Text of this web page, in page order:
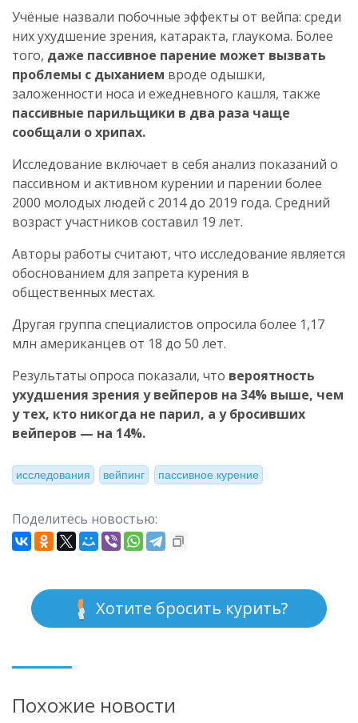
Учёные назвали побочные эффекты от вейпа: среди
них ухудшение зрения, катаракта, глаукома. Более
того, даже пассивное парение может вызвать
проблемы с дыханием вроде одышки,
заложенности носа и ежедневного кашля, также
пассивные парильщики в два раза чаще
сообщали о хрипах.
Исследование включает в себя анализ показаний о
пассивном и активном курении и парении более
2000 молодых людей с 2014 до 2019 года. Средний
возраст участников составил 19 лет.
Авторы работы считают, что исследование является
обоснованием для запрета курения в
общественных местах.
Другая группа специалистов опросила более 1,17
млн американцев от 18 до 50 лет.
Результаты опроса показали, что вероятность
ухудшения зрения у вейперов на 34% выше, чем
у тех, кто никогда не парил, а у бросивших
вейперов — на 14%.
исследования вейпинг пассивное курение
Поделитесь новостью:
Хотите бросить курить?
Похожие новости